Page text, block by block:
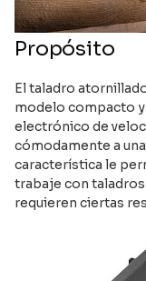
Propósito
El taladro
modelo compacto
electrónico de
cómodamente a
característica le
trabaje con
requieren ciertas